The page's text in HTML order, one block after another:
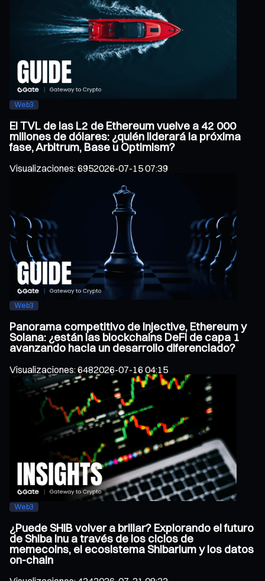
Web3
El TVL de las L2 de Ethereum vuelve a 42 000
millones de dólares: ¿quién liderará la próxima
fase, Arbitrum, Base u Optimism?
Visualizaciones:6952026-07-15 07:39
Web3
Panorama competitivo de Injective, Ethereum y
Solana: ¿están las blockchains DeFi de capa 1
avanzando hacia un desarrollo diferenciado?
Visualizaciones:6482026-07-16 04:15
Web3
¿Puede SHIB volver a brillar? Explorando el futuro
de Shiba Inu a través de los ciclos de
memecoins, el ecosistema Shibarium y los datos
on-chain